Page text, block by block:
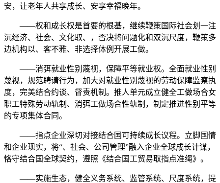
安，让老年人共享成长、安享幸福晚年。
——权和成长权是首要的根基，继续鞭策国际社会划一注
沉经济、社会、文化取、，否决将问题化和双沉尺度，鞭策多
边机构以、客不雅、非选择体例开展工做。
——消弭就业性别蔑视，保障平等就业权。全面就业性别
蔑视，规范聘请行为，加大对就业性别蔑视的劳动保障监察执
度，完美结合约谈、督责机制。推人单元成立健全工做场合女
职工特殊劳动轨制、消弭工做场合性轨制，制定推进性别平等
的专项集体合同。
——指点企业深切对接结合国可持续成长议程。立脚国情
和企业现实，将“、社会、公司管理”融入企业全球成长计谋，
恪守结合国全球契约，遵照《结合国工贸易取指点准绳》。
——实施生态，健全义务系统、监管系统、尺度系统，提